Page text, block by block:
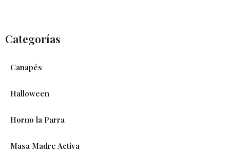
Categorías
Canapés
Halloween
Horno la Parra
Masa Madre Activa